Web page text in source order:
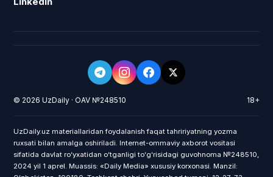
© 2026 UzDaily · OAV №248510 18+
UzDaily.uz materiallaridan foydalanish faqat tahririyatning yozma
ruxsati bilan amalga oshiriladi. Internet-ommaviy axborot vositasi
sifatida davlat roʻyxatidan oʻtganligi toʻgʻrisidagi guvohnoma №248510,
2024 yil 1 aprel. Muassis: «Daily Media» xususiy korxonasi. Manzil: